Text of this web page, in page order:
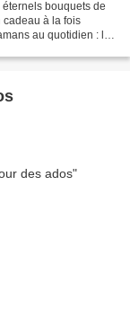
bouquets de
cadeau à la fois
au quotidien : les